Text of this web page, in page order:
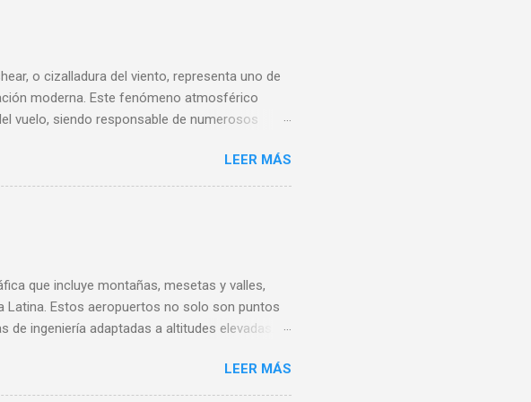
o cizalladura del viento, representa uno de
moderna. Este fenómeno atmosférico
vuelo, siendo responsable de numerosos
como para operadores de aeropuertos y
en detalle qué es el windshear, sus tipos y
causas de su aparición, abarcando
LEER MÁS
que incluye montañas, mesetas y valles,
Estos aeropuertos no solo son puntos
ingeniería adaptadas a altitudes elevadas.
Aeropuerto Internacional Felipe Ángeles (AIFA)
Felipe Ángeles es uno de los más
LEER MÁS